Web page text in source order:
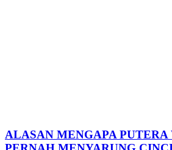
ALASAN MENGAPA